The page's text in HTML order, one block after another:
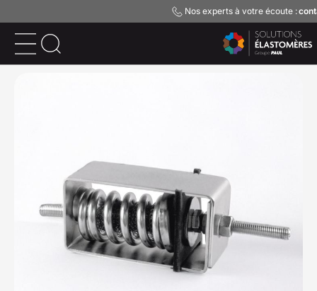
Nos experts à votre écoute :